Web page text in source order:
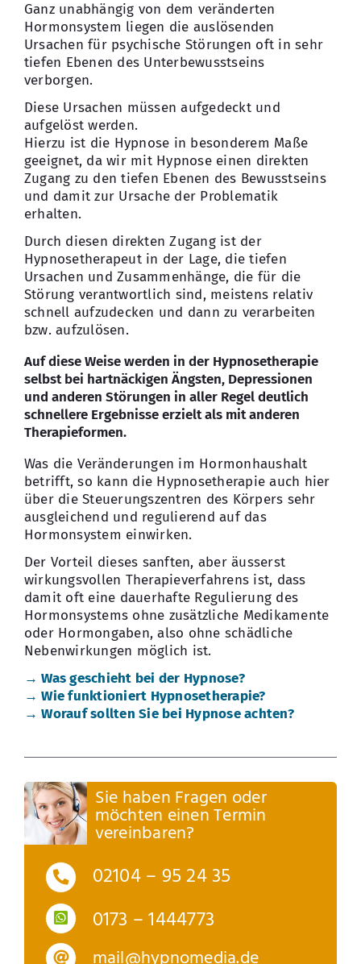
Ganz unabhängig von dem veränderten
Hormonsystem liegen die auslösenden
Ursachen für psychische Störungen oft in sehr
tiefen Ebenen des Unterbewusstseins
verborgen.
Diese Ursachen müssen aufgedeckt und
aufgelöst werden.
Hierzu ist die Hypnose in besonderem Maße
geeignet, da wir mit Hypnose einen direkten
Zugang zu den tiefen Ebenen des Bewusstseins
und damit zur Ursache der Problematik
erhalten.
Durch diesen direkten Zugang ist der
Hypnosetherapeut in der Lage, die tiefen
Ursachen und Zusammenhänge, die für die
Störung verantwortlich sind, meistens relativ
schnell aufzudecken und dann zu verarbeiten
bzw. aufzulösen.
Auf diese Weise werden in der Hypnosetherapie
selbst bei hartnäckigen Ängsten, Depressionen
und anderen Störungen in aller Regel deutlich
schnellere Ergebnisse erzielt als mit anderen
Therapieformen.
Was die Veränderungen im Hormonhaushalt
betrifft, so kann die Hypnosetherapie auch hier
über die Steuerungszentren des Körpers sehr
ausgleichend und regulierend auf das
Hormonsystem einwirken.
Der Vorteil dieses sanften, aber äusserst
wirkungsvollen Therapieverfahrens ist, dass
damit oft eine dauerhafte Regulierung des
Hormonsystems ohne zusätzliche Medikamente
oder Hormongaben, also ohne schädliche
Nebenwirkungen möglich ist.
→ Was geschieht bei der Hypnose?
→ Wie funktioniert Hypnosetherapie?
→ Worauf sollten Sie bei Hypnose achten?
Sie haben Fragen oder
möchten einen Termin
vereinbaren?
02104 – 95 24 35
0173 – 1444773